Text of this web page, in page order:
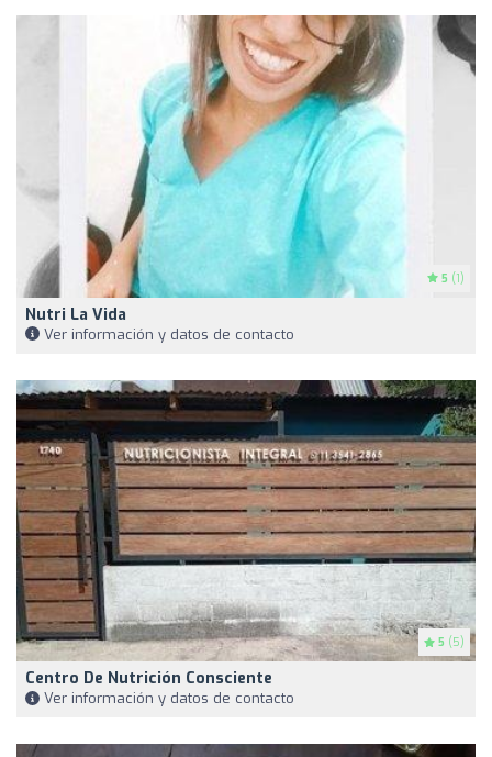
5 (1)
Nutri La Vida
Ver información y datos de contacto
5 (5)
Centro De Nutrición Consciente
Ver información y datos de contacto